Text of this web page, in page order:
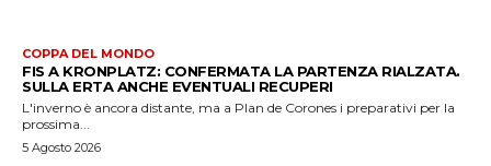
COPPA DEL MONDO
FIS A KRONPLATZ: CONFERMATA LA PARTENZA RIALZATA.
SULLA ERTA ANCHE EVENTUALI RECUPERI
L'inverno è ancora distante, ma a Plan de Corones i preparativi per la
prossima...
5 Agosto 2026